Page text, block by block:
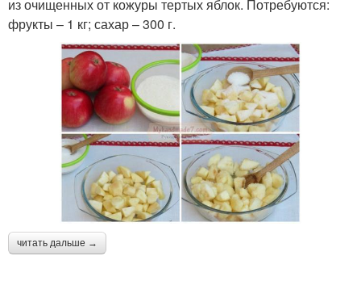
из очищенных от кожуры тертых яблок. Потребуются:
фрукты – 1 кг; сахар – 300 г.
читать дальше →